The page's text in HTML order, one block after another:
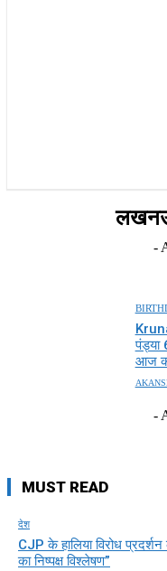
-
पंड्या
आज
-
MUST READ
देश
CJP के हालिया विरोध
का निष्पक्ष विश्लेषण”